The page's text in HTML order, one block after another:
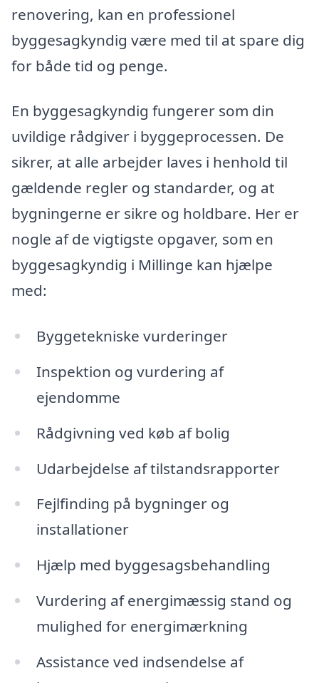
renovering, kan en professionel
byggesagkyndig være med til at spare dig
for både tid og penge.
En byggesagkyndig fungerer som din
uvildige rådgiver i byggeprocessen. De
sikrer, at alle arbejder laves i henhold til
gældende regler og standarder, og at
bygningerne er sikre og holdbare. Her er
nogle af de vigtigste opgaver, som en
byggesagkyndig i Millinge kan hjælpe
med:
Byggetekniske vurderinger
Inspektion og vurdering af
ejendomme
Rådgivning ved køb af bolig
Udarbejdelse af tilstandsrapporter
Fejlfinding på bygninger og
installationer
Hjælp med byggesagsbehandling
Vurdering af energimæssig stand og
mulighed for energimærkning
Assistance ved indsendelse af